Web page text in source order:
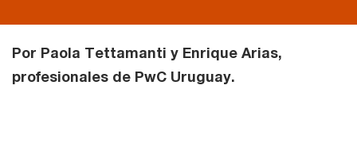
Por Paola Tettamanti y Enrique Arias,
profesionales de PwC Uruguay.